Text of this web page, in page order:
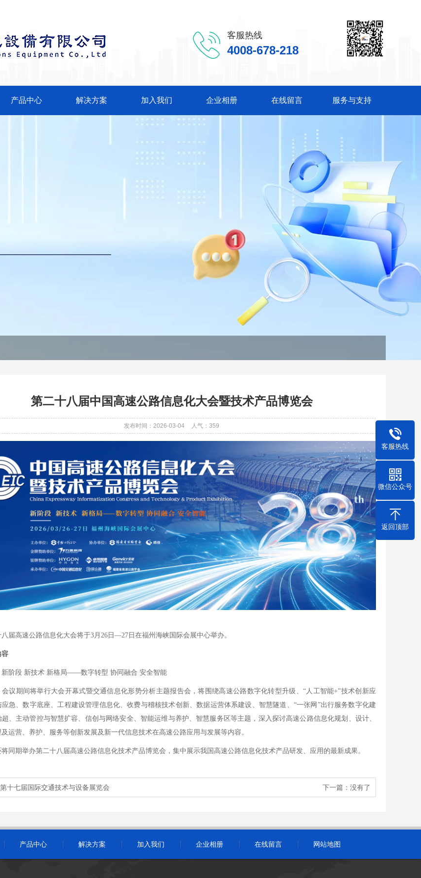
客服热线
4008-678-218
产品中心 解决方案 加入我们 企业相册 在线留言 服务与支持
第二十八届中国高速公路信息化大会暨技术产品博览会
发布时间：2026-03-04 人气： 359
届高速公路信息化大会将于3月26日—27日在福州海峡国际会展中心举办。
容
新阶段 新技术 新格局——数字转型 协同融合 安全智能
会议期间将举行大会开幕式暨交通信息化形势分析主题报告会，将围绕高速公路数字化转型升级、“人工智能+”技术创新应
应急、数字底座、工程建设管理信息化、收费与稽核技术创新、数据运营体系建设、智慧隧道、“一张网”出行服务数字化建
、主动管控与智慧扩容、信创与网络安全、智能运维与养护、智慧服务区等主题，深入探讨高速公路信息化规划、设计、
运营、养护、服务等创新发展及新一代信息技术在高速公路应用与发展等内容。
同期举办第二十八届高速公路信息化技术产品博览会，集中展示我国高速公路信息化技术产品研发、应用的最新成果。
第十七届国际交通技术与设备展览会 下一篇：没有了
产品中心 解决方案 加入我们 企业相册 在线留言 网站地图
客服热线
微信公众号
返回顶部